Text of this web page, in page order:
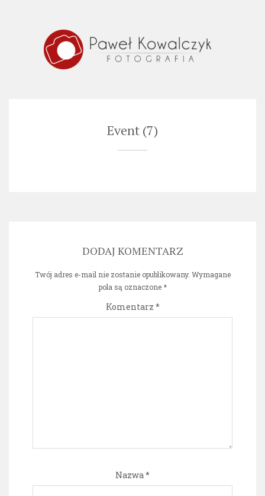
Event (7)
DODAJ KOMENTARZ
Twój adres e-mail nie zostanie opublikowany. Wymagane
pola są oznaczone *
Komentarz *
Nazwa*